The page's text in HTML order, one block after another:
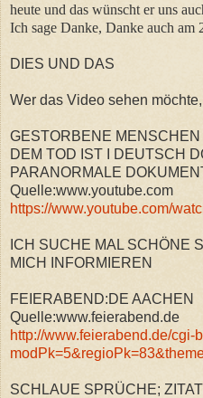
heute und das wünscht er uns
Ich sage Danke, Danke auch
DIES UND DAS
Wer das Video sehen
GESTORBENE
DEM TOD IST I DEUTSCH
PARANORMALE
Quelle:www.youtube.com
https://www.youtube.com/
ICH SUCHE MAL SCHÖNE
MICH INFORMIEREN
FEIERABEND:DE AACHEN
Quelle:www.feierabend.de
http://www.feierabend.de/cgi-
SCHLAUE SPRÜCHE;